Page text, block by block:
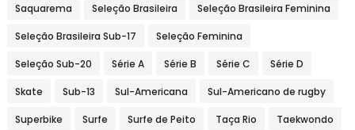
Saquarema Seleção Brasileira Seleção Brasileira Feminina
Seleção Brasileira Sub-17 Seleção Feminina
Seleção Sub-20 Série A Série B Série C Série D
Skate Sub-13 Sul-Americana Sul-Americano de rugby
Superbike Surfe Surfe de Peito Taça Rio Taekwondo